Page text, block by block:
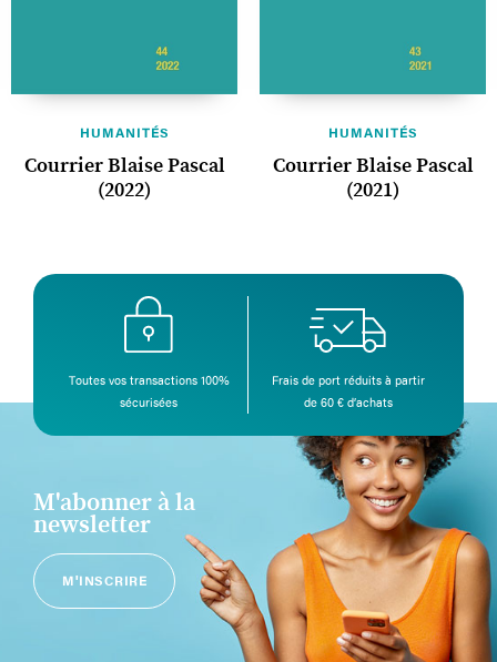
HUMANITÉS
Courrier Blaise Pascal
(2022)
HUMANITÉS
Courrier Blaise Pascal
(2021)
Toutes vos transactions 100%
sécurisées
Frais de port réduits à partir
de 60 € d’achats
M'abonner à la
newsletter
M'INSCRIRE